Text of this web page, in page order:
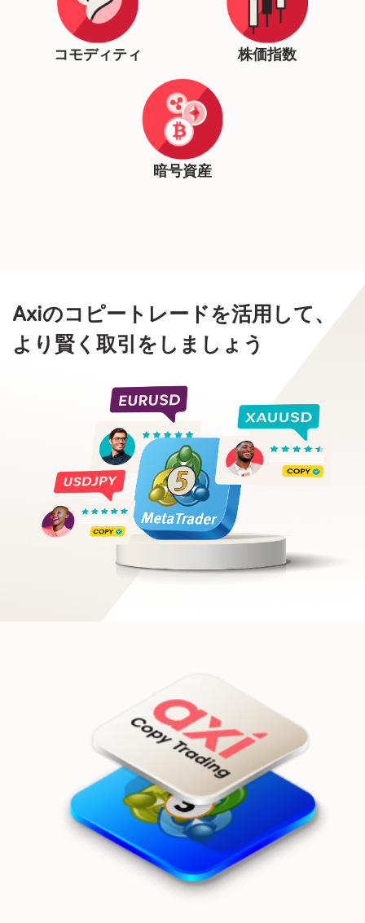
コモディティ 株価指数
暗号資産
Axiのコピートレードを活用して、
より賢く取引をしましょう